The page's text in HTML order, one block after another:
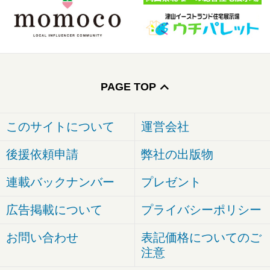
PAGE TOP
このサイトについて 運営会社
後援依頼申請 弊社の出版物
連載バックナンバー プレゼント
広告掲載について プライバシーポリシー
お問い合わせ
表記価格についてのご
注意